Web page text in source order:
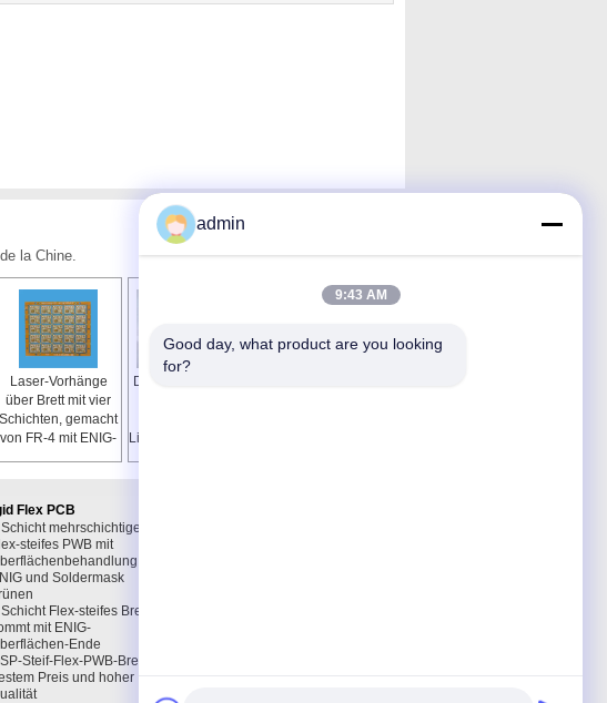
la Chine.
Laser-Vorhänge
über Brett mit vier
Schichten, gemacht
von FR-4 mit ENIG-
Doppelschicht LED
LichtLeiterplatteversammlung
Flex PCB
mehrschichtiges
steifes PWB mit
von
und Soldermask
Flex-steifes Brett,
mit ENIG-
Ende
Steif-Flex-PWB-Brett mit
Preis und hoher
admin
9:43 AM
Good day, what product are you looking
for?